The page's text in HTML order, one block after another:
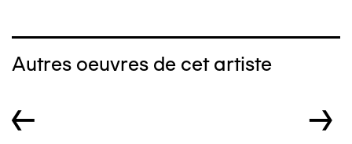
Autres oeuvres de cet artiste
← →